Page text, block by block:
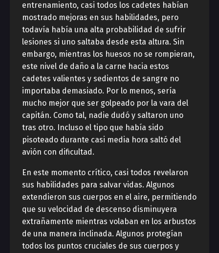
entrenamiento, casi todos los cadetes habían
mostrado mejoras en sus habilidades, pero
todavía había una alta probabilidad de sufrir
lesiones si uno saltaba desde esta altura. Sin
embargo, mientras los huesos no se rompieran,
este nivel de daño a la carne hacia estos
cadetes valientes y sedientos de sangre no
importaba demasiado. Por lo menos, sería
mucho mejor que ser golpeado por la vara del
capitán. Como tal, nadie dudó y saltaron uno
tras otro. Incluso el tipo que había sido
pisoteado durante casi media hora saltó del
avión con dificultad.
En este momento crítico, casi todos revelaron
sus habilidades para salvar vidas. Algunos
extendieron sus cuerpos en el aire, permitiendo
que su velocidad de descenso disminuyera
extrañamente mientras volaban en los arbustos
de una manera inclinada. Algunos protegían
todos los puntos cruciales de sus cuerpos y